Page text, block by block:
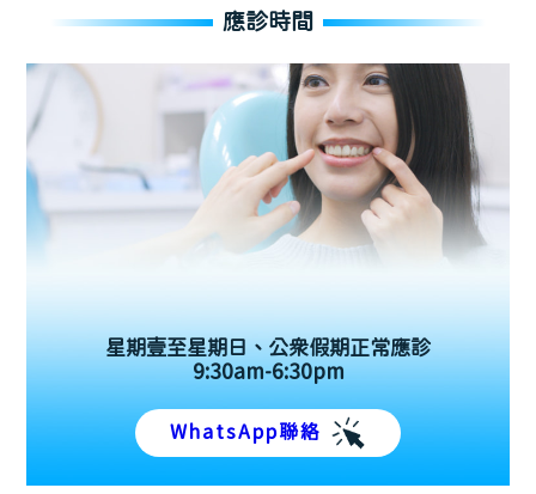
應診時間
星期壹至星期日、公眾假期正常應診
9:30am-6:30pm
WhatsApp聯絡